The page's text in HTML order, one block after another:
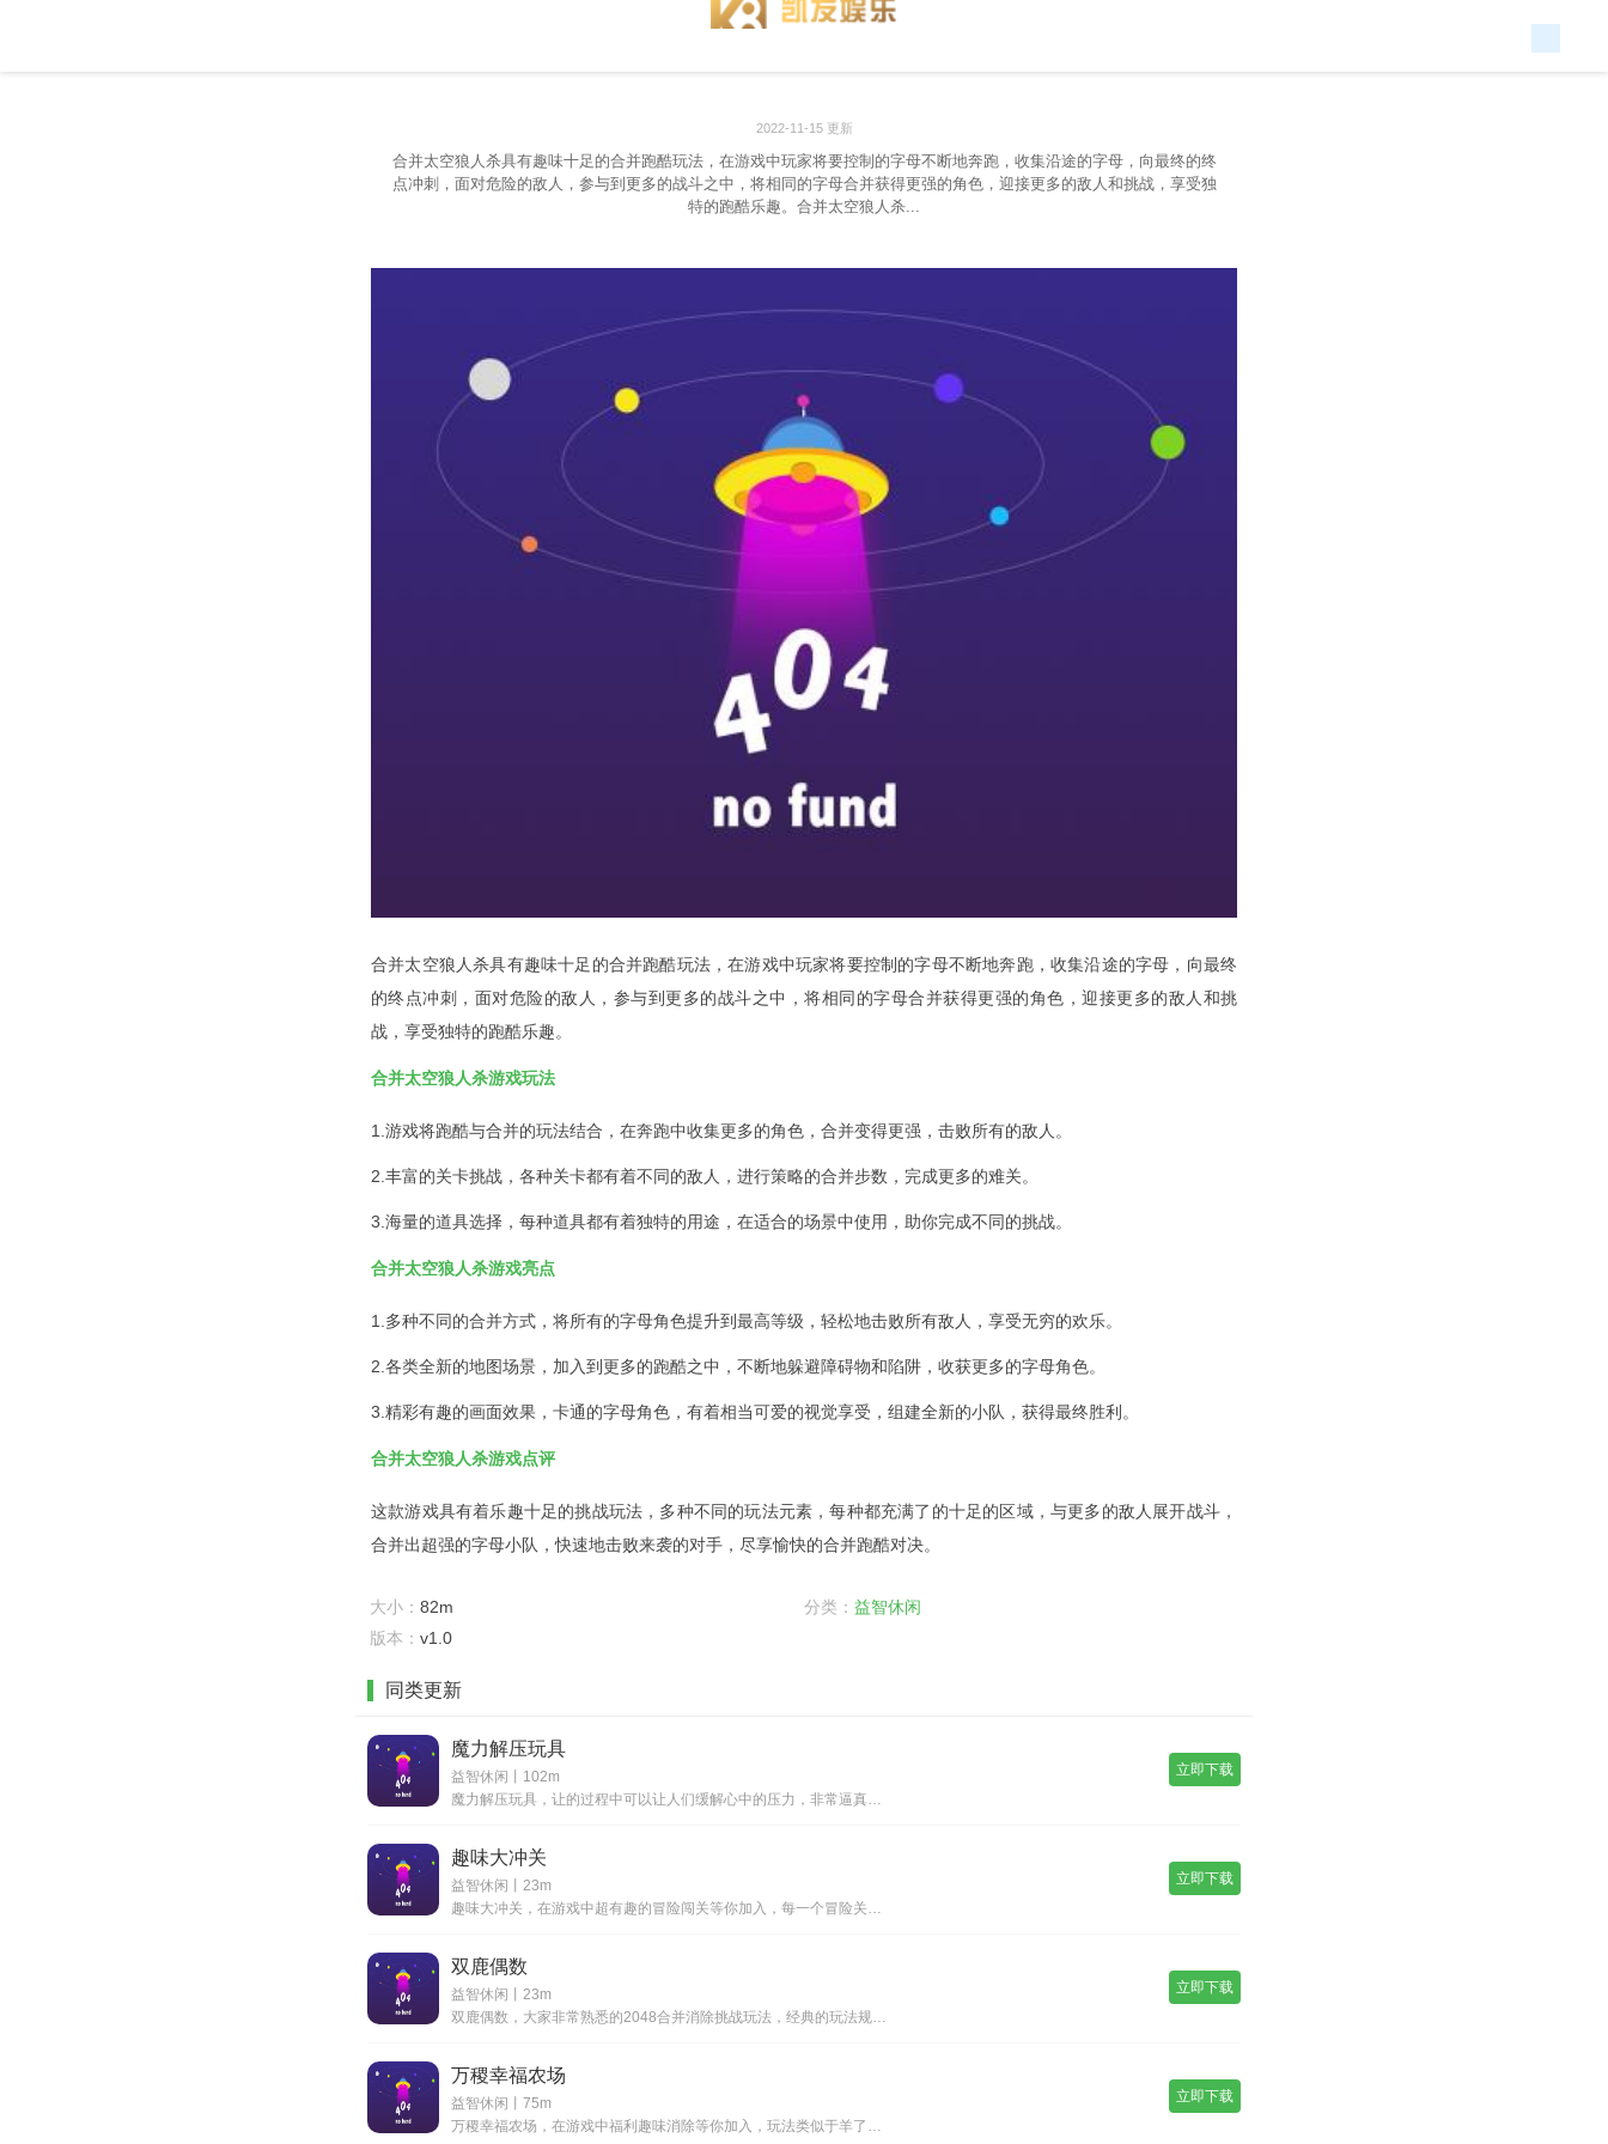
2022-11-15 更新
合并太空狼人杀具有趣味十足的合并跑酷玩法，在游戏中玩家将要控制的字母不断地奔跑，收集沿途的字母，向最终的终
点冲刺，面对危险的敌人，参与到更多的战斗之中，将相同的字母合并获得更强的角色，迎接更多的敌人和挑战，享受独
特的跑酷乐趣。合并太空狼人杀...
合并太空狼人杀具有趣味十足的合并跑酷玩法，在游戏中玩家将要控制的字母不断地奔跑，收集沿途的字母，向最终
的终点冲刺，面对危险的敌人，参与到更多的战斗之中，将相同的字母合并获得更强的角色，迎接更多的敌人和挑
战，享受独特的跑酷乐趣。
合并太空狼人杀游戏玩法
1.游戏将跑酷与合并的玩法结合，在奔跑中收集更多的角色，合并变得更强，击败所有的敌人。
2.丰富的关卡挑战，各种关卡都有着不同的敌人，进行策略的合并步数，完成更多的难关。
3.海量的道具选择，每种道具都有着独特的用途，在适合的场景中使用，助你完成不同的挑战。
合并太空狼人杀游戏亮点
1.多种不同的合并方式，将所有的字母角色提升到最高等级，轻松地击败所有敌人，享受无穷的欢乐。
2.各类全新的地图场景，加入到更多的跑酷之中，不断地躲避障碍物和陷阱，收获更多的字母角色。
3.精彩有趣的画面效果，卡通的字母角色，有着相当可爱的视觉享受，组建全新的小队，获得最终胜利。
合并太空狼人杀游戏点评
这款游戏具有着乐趣十足的挑战玩法，多种不同的玩法元素，每种都充满了的十足的区域，与更多的敌人展开战斗，
合并出超强的字母小队，快速地击败来袭的对手，尽享愉快的合并跑酷对决。
大小： 82m 分类： 益智休闲
版本： v1.0
同类更新
魔力解压玩具
益智休闲丨102m
魔力解压玩具，让的过程中可以让人们缓解心中的压力，非常逼真的物理效果，多种解压玩具的提供，让你可以有多种选择，每一种玩具玩起来的感觉都是不同的，沉浸式的游戏挑战过程，无聊的时候都可以来这里调整，并且所有的操作都特别的简单，根据教程可以快速的
立即下载
趣味大冲关
益智休闲丨23m
趣味大冲关，在游戏中超有趣的冒险闯关等你加入，每一个冒险关卡都会给你带来全新的挑战体验，你需要操控角色灵活的躲避各种障碍陷阱，开拓自己的思维解决各种谜题让自己能够顺利的到达终点，关卡挑战难度会不断的提升，会给你的闯关带来更多挑战让你的玩法更
立即下载
双鹿偶数
益智休闲丨23m
双鹿偶数，大家非常熟悉的2048合并消除挑战玩法，经典的玩法规则，不需要对其进行详细的介绍就能够轻松的上手挑战，利用各种空闲时间来这里进行挑战，展现出高超的挑战能力，在一次次的挑战当中都获得不俗的成绩，根据屏幕上方出现的数字来随机应变，快速
立即下载
万稷幸福农场
益智休闲丨75m
万稷幸福农场，在游戏中福利趣味消除等你加入，玩法类似于羊了个羊能够让你更快的上手挑战，海量的关卡会给你的消除带来更多不同选择，顺利的完成相应任务都会有丰厚的红包等你领取，你可以不断收集更多消除道具，在不同的关卡中合理的选择使用，能够帮助你轻
立即下载